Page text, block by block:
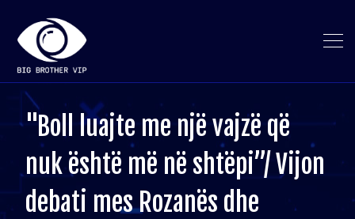
"Boll luajte me një vajzë që
nuk është më në shtëpi”/ Vijon
debati mes Rozanës dhe